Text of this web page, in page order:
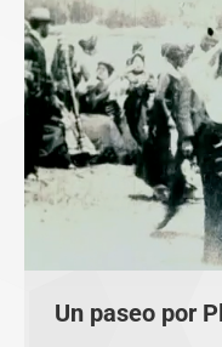
Un paseo por